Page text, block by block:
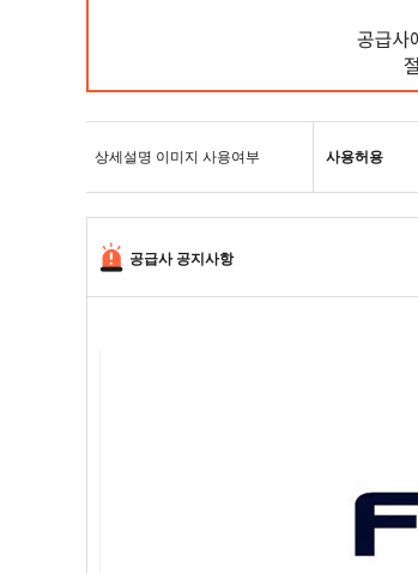
상세설명 이미지 사용여부 사용허용
공급사 공지사항